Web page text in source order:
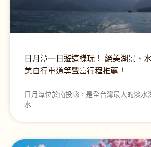
日月潭一日遊這樣玩！ 絕美湖景、
美自行車道等豐富行程推薦！
日月潭位於南投縣，是全台灣最大的淡水
水